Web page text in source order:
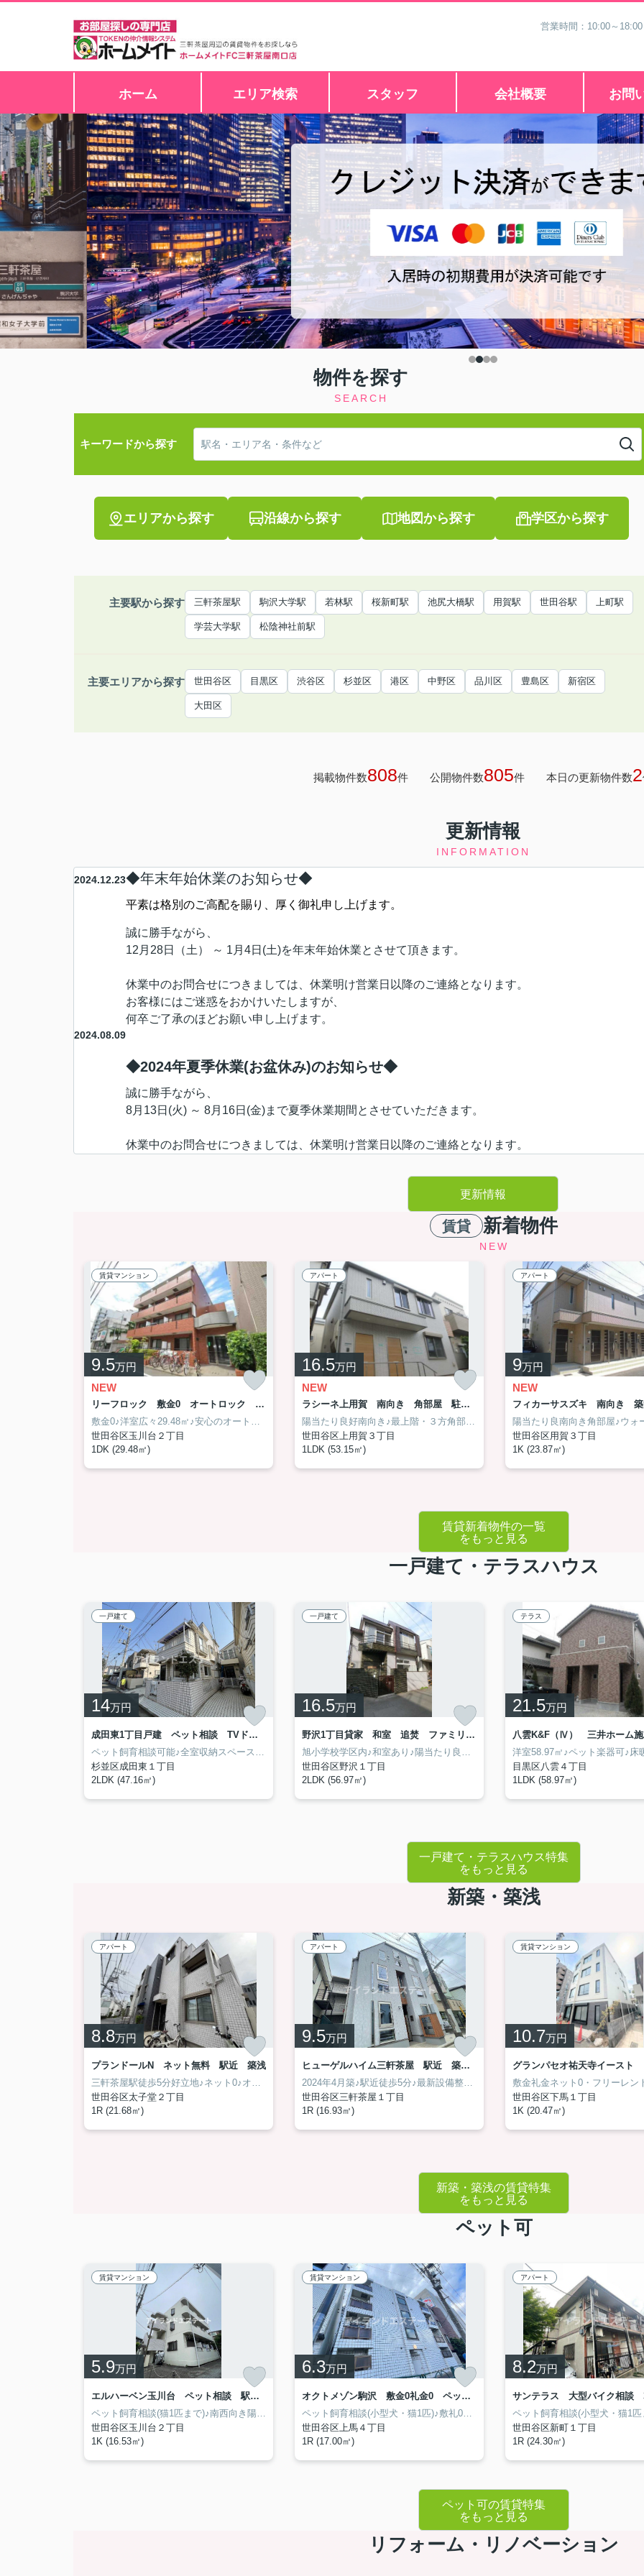
営業時間：10:00～
ホーム エリア検索 スタッフ 会社概要 お問
物件を探す
SEARCH
キーワードから探す
エリアから探す 沿線から探す 地図から探す 学区から探す
主要駅から探す 三軒茶屋駅 駒沢大学駅 若林駅 桜新町駅 池尻大橋駅 用賀駅 世田谷駅 上町駅
学芸大学駅 松陰神社前駅
主要エリアから探す 世田谷区 目黒区 渋谷区 杉並区 港区 中野区 品川区 豊島区 新宿区
大田区
掲載物件数808件 公開物件数805件 本日の更新物件数2
更新情報
INFORMATION
2024.12.23◆年末年始休業のお知らせ◆
平素は格別のご高配を賜り、厚く御礼申し上げます。
誠に勝手ながら、
12月28日（土） ～ 1月4日(土)を年末年始休業とさせて頂きます。
休業中のお問合せにつきましては、休業明け営業日以降のご連絡となります。
お客様にはご迷惑をおかけいたしますが、
何卒ご了承のほどお願い申し上げます。
2024.08.09
◆2024年夏季休業(お盆休み)のお知らせ◆
誠に勝手ながら、
8月13日(火) ～ 8月16日(金)まで夏季休業期間とさせていただきます。
休業中のお問合せにつきましては、休業明け営業日以降のご連絡となります。
2024.08.01
ベルファース三軒茶屋
新築・ネット無料物件☆
礼金0で初期費用抑えたい方オススメ♪
ルーフバルコニーやトランクルームなど充実した設備付きです(^_-)-☆
2024.07.25
YORK RESIDENCE
人気の独立洗面台・浴室乾燥機♪
無料のトランクルーム付き住戸☆
カップル向け1LDK(^^♪
更新情報
賃貸 新着物件
NEW
賃貸マンション
9.5万円
NEW
リーフロック 敷金0 オートロック 駐輪場
世田谷区玉川台２丁目
1DK (29.48㎡)
アパート
16.5万円
NEW
ラシーネ上用賀 南向き 角部屋 駐輪場
世田谷区上用賀３丁目
1LDK (53.15㎡)
アパート
9万円
NEW
世田谷区用賀３丁目
1K (23.87㎡)
賃貸新着物件の一覧
をもっと見る
一戸建て・テラスハウス
一戸建て
14万円
成田東1丁目戸建 ペット相談 TVドアフォン
杉並区成田東１丁目
2LDK (47.16㎡)
一戸建て
16.5万円
野沢1丁目貸家 和室 追焚 ファミリー向け
世田谷区野沢１丁目
2LDK (56.97㎡)
テラス
21.5万円
目黒区八雲４丁目
1LDK (58.97㎡)
一戸建て・テラスハウス特集
をもっと見る
新築・築浅
アパート
8.8万円
プランドールN ネット無料 駅近 築浅
世田谷区太子堂２丁目
1R (21.68㎡)
アパート
9.5万円
ヒューゲルハイム三軒茶屋 駅近 築浅 角部屋
世田谷区三軒茶屋１丁目
1R (16.93㎡)
賃貸マンション
10.7万円
世田谷区下馬１丁目
1K (20.47㎡)
新築・築浅の賃貸特集
をもっと見る
ペット可
賃貸マンション
5.9万円
エルハーベン玉川台 ペット相談 駅近 陽当たり良好
世田谷区玉川台２丁目
1K (16.53㎡)
賃貸マンション
6.3万円
オクトメゾン駒沢 敷金0礼金0 ペット飼育可 事務所相談可
世田谷区上馬４丁目
1R (17.00㎡)
アパート
8.2万円
世田谷区新町１丁目
1R (24.30㎡)
ペット可の賃貸特集
をもっと見る
リフォーム・リノベーション